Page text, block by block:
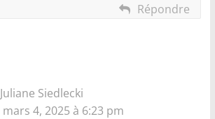
Répondre
Juliane Siedlecki
mars 4, 2025 à 6:23 pm